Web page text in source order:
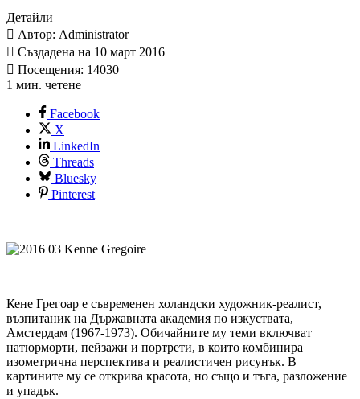
Детайли
Автор: Administrator
Създадена на 10 март 2016
Посещения: 14030
1 мин. четене
Facebook
X
LinkedIn
Threads
Bluesky
Pinterest
Кене Грегоар е съвременен холандски художник-реалист,
възпитаник на Държавната академия по изкуствата,
Амстердам (1967-1973). Обичайните му теми включват
натюрморти, пейзажи и портрети, в които комбинира
изометрична перспектива и реалистичен рисунък. В
картините му се открива красота, но също и тъга, разложение
и упадък.